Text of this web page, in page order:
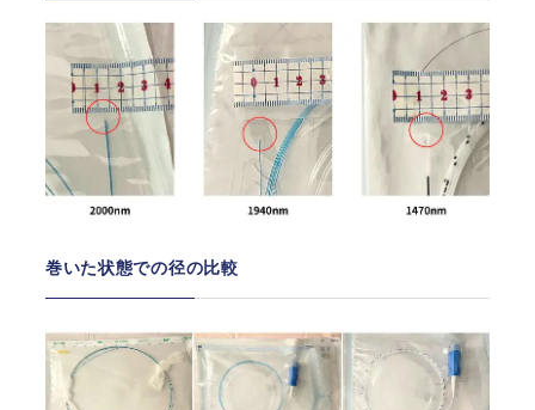
巻いた状態での径の比較